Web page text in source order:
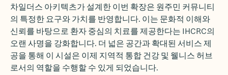
차일더스 아키텍츠가설계한 이번 확장은 원주민 커뮤니티
의 특정한 요구와 가치를 반영합니다. 이는 문화적 이해와
신뢰를 바탕으로 환자 중심의 치료를 제공한다는 IHCRC의
오랜 사명을 강화합니다. 더 넓은 공간과 확대된 서비스 제
공을 통해 이 시설은 이제 지역적 통합 건강 및 웰니스 허브
로서의 역할을 수행할 수 있게 되었습니다.